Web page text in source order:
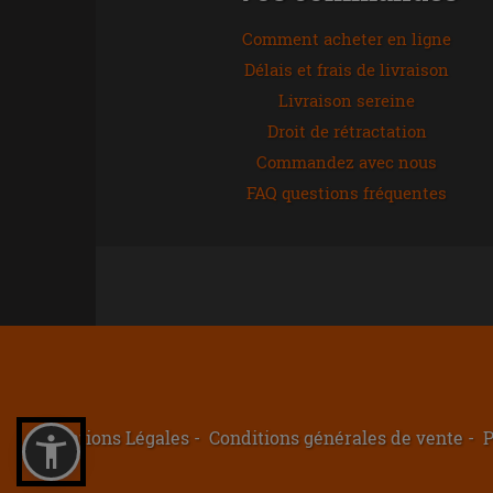
Comment acheter en ligne
Délais et frais de livraison
Livraison sereine
Droit de rétractation
Commandez avec nous
FAQ questions fréquentes
Mentions Légales Conditions générales de vente